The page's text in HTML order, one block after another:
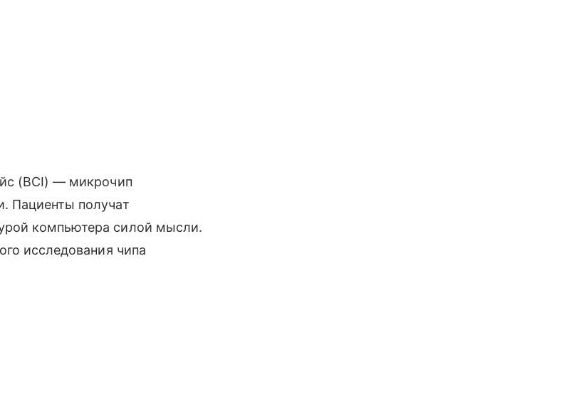
(BCI) — микрочип
Пациенты получат
компьютера силой мысли.
исследования чипа